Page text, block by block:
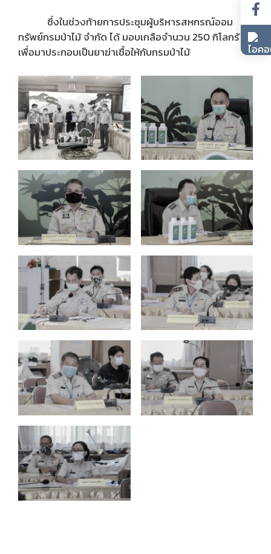
ซึ่งในช่วงท้ายการประชุมผู้บริหารสหกรณ์ออม
ทรัพย์กรมป่าไม้ จำกัด ได้ มอบเกลือจำนวน 250 กิโลกรัม
เพื่อมาประกอบเป็นยาฆ่าเชื้อให้กับกรมป่าไม้